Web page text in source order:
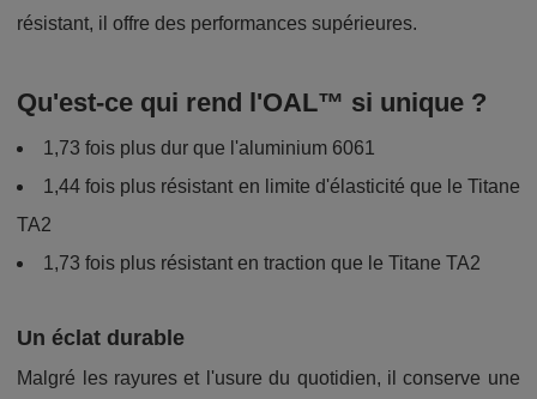
résistant, il offre des performances supérieures.
Qu'est-ce qui rend l'OAL™ si unique ?
1,73 fois plus dur que l'aluminium 6061
1,44 fois plus résistant en limite d'élasticité que le Titane
TA2
1,73 fois plus résistant en traction que le Titane TA2
Un éclat durable
Malgré les rayures et l'usure du quotidien, il conserve une